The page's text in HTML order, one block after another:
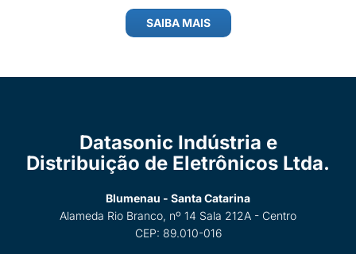
SAIBA MAIS
Datasonic Indústria e
Distribuição de Eletrônicos Ltda.
Blumenau - Santa Catarina
Alameda Rio Branco, nº 14 Sala 212A - Centro
CEP: 89.010-016